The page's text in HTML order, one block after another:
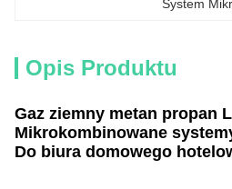
System
Opis Produktu
Gaz ziemny metan propan
Mikrokombinowane
Do biura domowego